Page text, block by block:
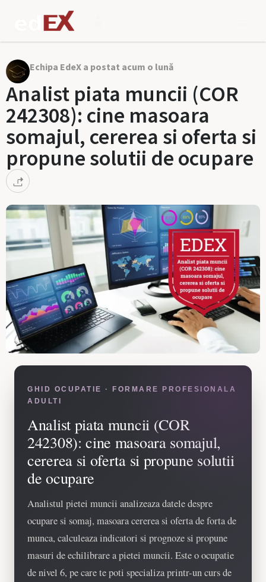
Echipa EdeX a postat acum o lună
Analist piata muncii (COR
242308): cine masoara
somajul, cererea si oferta si
propune solutii de ocupare
GHID OCUPATIE · FORMARE PROFESIONALA
ADULTI
Analist piata muncii (COR
242308): cine masoara somajul,
cererea si oferta si propune solutii
de ocupare
Analistul pietei muncii analizeaza datele despre
ocupare si somaj, masoara cererea si oferta de forta de
munca, calculeaza indicatori si prognoze si propune
masuri de echilibrare a pietei muncii. Este o ocupatie
de nivel 6, pe care te poti specializa printr-un curs de